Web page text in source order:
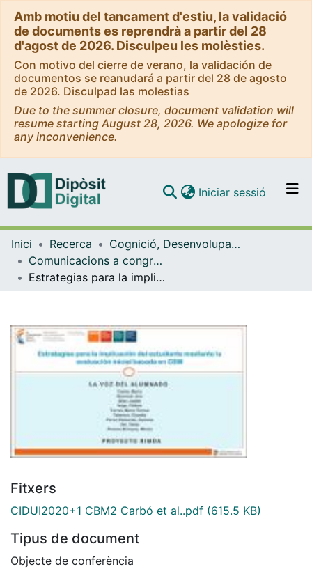
Amb motiu del tancament d'estiu, la validació
de documents es reprendrà a partir del 28
d'agost de 2026. Disculpeu les molèsties.
Con motivo del cierre de verano, la validación de
documentos se reanudará a partir del 28 de agosto
de 2026. Disculpad las molestias
Due to the summer closure, document validation will
resume starting August 28, 2026. We apologize for
any inconvenience.
Navega per tot el DD
Com publicar
Iniciar sessió (current)
Inici Recerca
Cognició, Desenvolupament i Psicologia de l'Educació
Comunicacions a congressos (Cognició, Desenvolupament i Psicologia de l'Educació)
Estrategias para la implicación del estudiante mediante la evaluación inicial basada en CBM. La voz del alumnado [Congrés]
Fitxers
CIDUI2020+1 CBM2 Carbó et al..pdf (615.5 KB)
Tipus de document
Objecte de conferència